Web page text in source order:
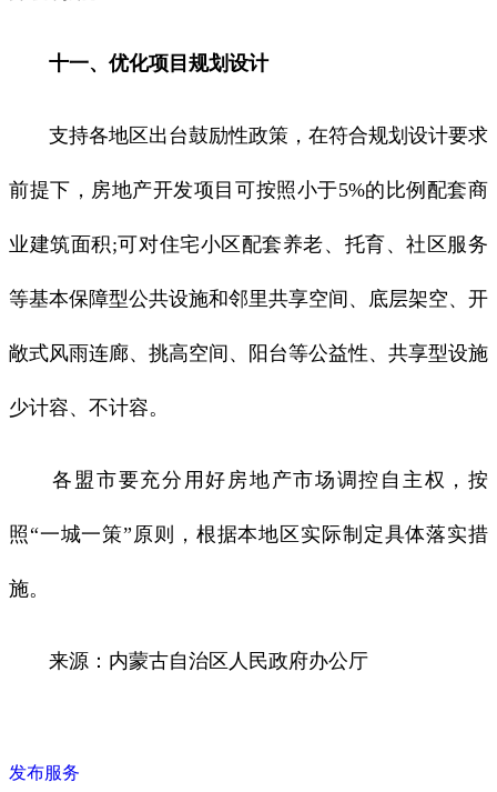
十一、优化项目规划设计
支持各地区出台鼓励性政策，在符合规划设计要求
前提下，房地产开发项目可按照小于5%的比例配套商
业建筑面积;可对住宅小区配套养老、托育、社区服务
等基本保障型公共设施和邻里共享空间、底层架空、开
敞式风雨连廊、挑高空间、阳台等公益性、共享型设施
少计容、不计容。
各盟市要充分用好房地产市场调控自主权，按
照“一城一策”原则，根据本地区实际制定具体落实措
施。
来源：内蒙古自治区人民政府办公厅
发布服务